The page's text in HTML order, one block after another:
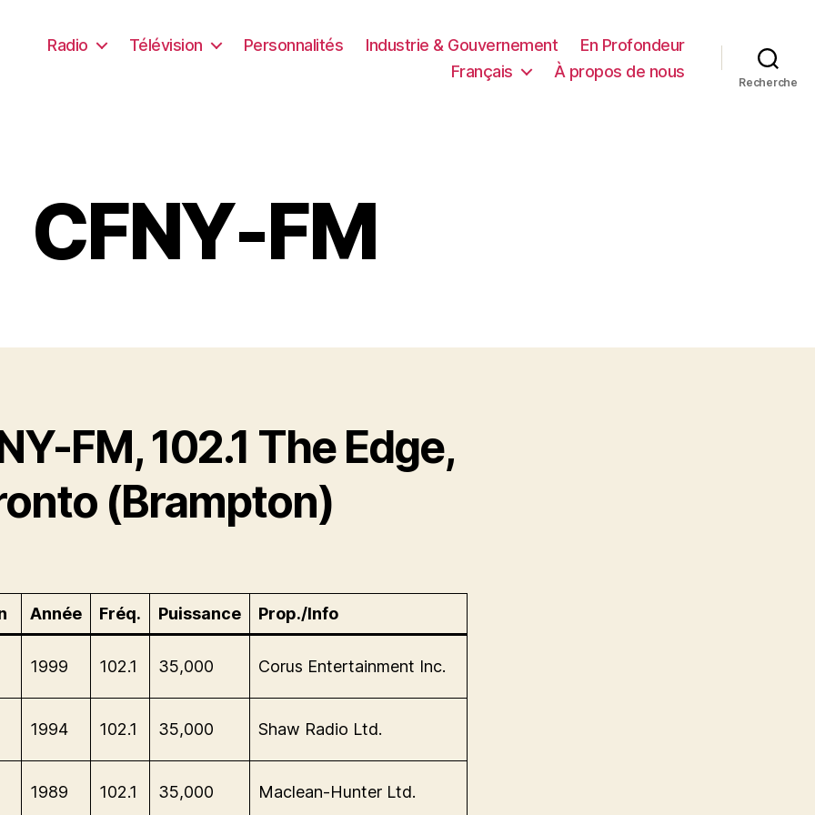
Radio Télévision Personnalités Industrie & Gouvernement
En Profondeur
Français
À propos de nous
Recherche
CFNY-FM
FM, 102.1 The Edge,
(Brampton)
Année Fréq. Puissance Prop./Info
1999 102.1 35,000 Corus Entertainment Inc.
1994 102.1 35,000 Shaw Radio Ltd.
1989 102.1 35,000 Maclean-Hunter Ltd.